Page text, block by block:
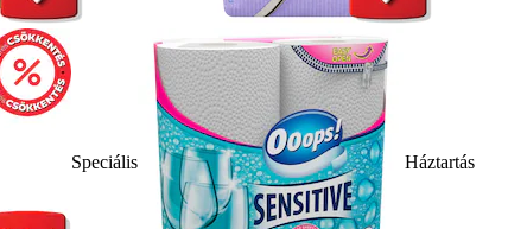
Speciális Háztartás